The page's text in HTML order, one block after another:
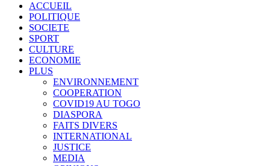
ACCUEIL
POLITIQUE
SOCIETE
SPORT
CULTURE
ECONOMIE
PLUS
ENVIRONNEMENT
COOPERATION
COVID19 AU TOGO
DIASPORA
FAITS DIVERS
INTERNATIONAL
JUSTICE
MEDIA